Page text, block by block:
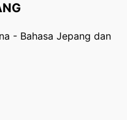
- Bahasa Jepang dan